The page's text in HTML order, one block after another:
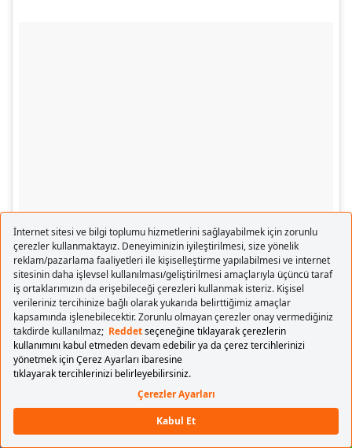
Kahire’ye ne kadar süre ayırmalı? Bizim 1.5 gümümüz
vardı ve bunun bir tam gününü gezmeye ayırdık. Sabah 9
ile akşam üstü 17 arası gezdik ve Piramitler, Mısır
Müzesi, Khan El- Khalili pazarını görebildik. Müzeyi daha
önce söylediğim üzere pek gezemedik tabi, daha uzun
süre gerekiyor. Bu saat aralığında ayrıca öğle yemeğimizi
yedik ve birkaç hediyelik eşyacı gezdik. İlk bakış için
buraları gezmek yeterli, bunların dışında camileri, kaleyi,